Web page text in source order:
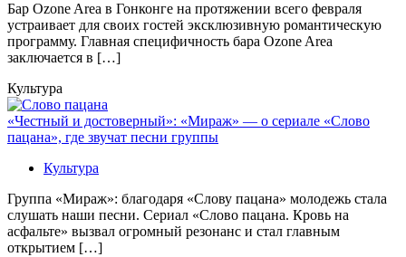
Бaр Ozone Area в Гонконге на протяжении всего февраля
устраивает для своих гостей эксклюзивную романтическую
программу. Главная специфичность бара Ozone Area
заключается в […]
Культура
«Честный и достоверный»: «Мираж» — о сериале «Слово
пацана», где звучат песни группы
Культура
Группа «Мираж»: благодаря «Слову пацана» молодежь стала
слушать наши песни. Сериал «Слово пацана. Кровь на
асфальте» вызвал огромный резонанс и стал главным
открытием […]